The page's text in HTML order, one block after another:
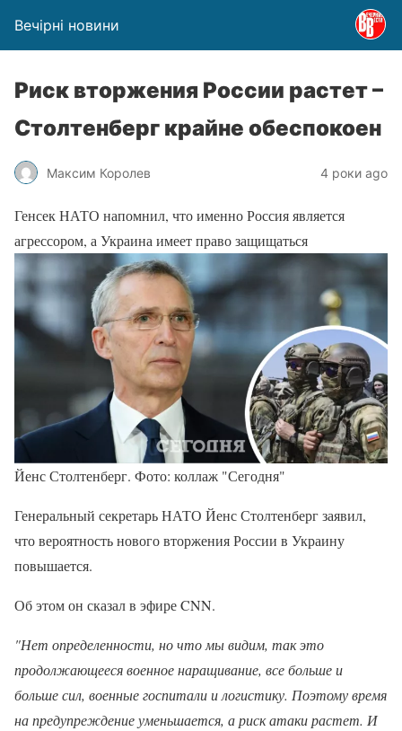
Вечірні новини
Риск вторжения России растет –
Столтенберг крайне обеспокоен
Максим Королев 4 роки ago
Генсек НАТО напомнил, что именно Россия является
агрессором, а Украина имеет право защищаться
Йенс Столтенберг. Фото: коллаж "Сегодня"
Генеральный секретарь НАТО Йенс Столтенберг заявил,
что вероятность нового вторжения России в Украину
повышается.
Об этом он сказал в эфире CNN.
"Нет определенности, но что мы видим, так это
продолжающееся военное наращивание, все больше и
больше сил, военные госпитали и логистику. Поэтому время
на предупреждение уменьшается, а риск атаки растет. И